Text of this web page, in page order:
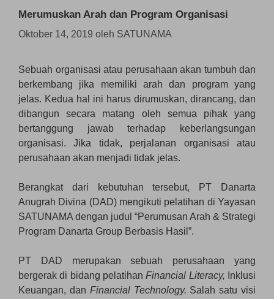
Merumuskan Arah dan Program Organisasi
Oktober 14, 2019 oleh SATUNAMA
Sebuah organisasi atau perusahaan akan tumbuh dan
berkembang jika memiliki arah dan program yang
jelas. Kedua hal ini harus dirumuskan, dirancang, dan
dibangun secara matang oleh semua pihak yang
bertanggung jawab terhadap keberlangsungan
organisasi. Jika tidak, perjalanan organisasi atau
perusahaan akan menjadi tidak jelas.
Berangkat dari kebutuhan tersebut, PT Danarta
Anugrah Divina (DAD) mengikuti pelatihan di Yayasan
SATUNAMA dengan judul “Perumusan Arah & Strategi
Program Danarta Group Berbasis Hasil”.
PT DAD merupakan sebuah perusahaan yang
bergerak di bidang pelatihanFinancial Literacy, Inklusi
Keuangan, dan Financial Technology. Salah satu visi